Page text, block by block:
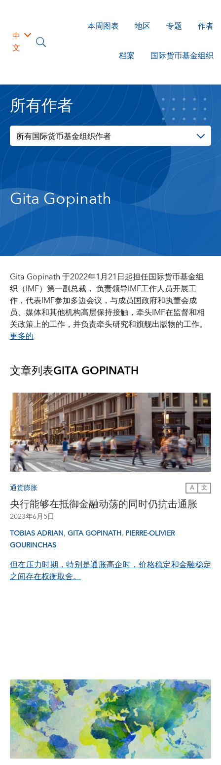
中
文
本周图表 地区 专题 作者
档案 国际货币基金组织
所有作者
所有国际货币基金组织作者
Gita Gopinath
Gita Gopinath 于2022年1月21日起担任国际货币基金组
织（IMF）第一副总裁， 负责领导IMF工作人员开展工
作，代表IMF参加多边会议，与成员国政府和执董会成
员、媒体和其他机构高层保持接触，牵头IMF在监督和相
关政策上的工作，并负责牵头研究和旗舰出版物的工作。
更多的
文章列表GITA GOPINATH
通货膨胀 A 文
央行能够在抵御金融动荡的同时仍抗击通胀
2023年6月5日
TOBIAS ADRIAN, GITA GOPINATH, PIERRE-OLIVIER
GOURINCHAS
但在压力时期，特别是通胀高企时，价格稳定和金融稳定
之间存在权衡取舍。